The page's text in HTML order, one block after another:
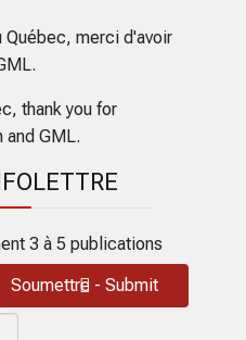
Québec, merci d'avoir
thank you for
and GML.
3 à 5 publications
Soumettre - Submit